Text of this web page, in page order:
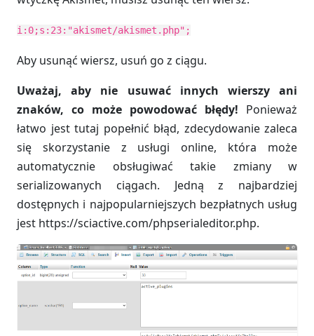
i:0;s:23:"akismet/akismet.php";
Aby usunąć wiersz, usuń go z ciągu.
Uważaj, aby nie usuwać innych wierszy ani
znaków, co może powodować błędy! Ponieważ
łatwo jest tutaj popełnić błąd, zdecydowanie zaleca
się skorzystanie z usługi online, która może
automatycznie obsługiwać takie zmiany w
serializowanych ciągach. Jedną z najbardziej
dostępnych i najpopularniejszych bezpłatnych usług
jest https://sciactive.com/phpserialeditor.php.